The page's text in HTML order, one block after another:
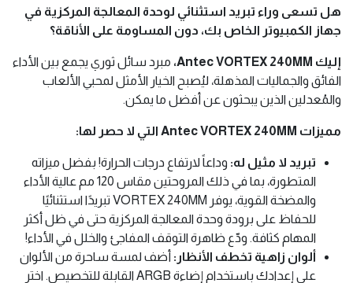
هل تسعى وراء تبريد استثنائي لوحدة المعالجة المركزية في
جهاز الكمبيوتر الخاص بك، دون المساومة على الأناقة؟
إليك Antec VORTEX 240MM،
مبرد سائل ثوري يجمع بين الأداء
الفائق والجماليات المذهلة، ليُصبح الخيار الأمثل لمحبي الألعاب
والمُعدلين الذين يبحثون عن أفضل ما يمكن.
مميزات Antec VORTEX 240MM التي لا حصر لها:
تبريد لا مثيل له: وداعاً لارتفاع درجات الحرارة! بفضل ميزاته
المتطورة، بما في ذلك المروحتين مقاس 120 مم عالية الأداء
والمضخة القوية، يوفر VORTEX 240MM تبريدًا استثنائيًا
للحفاظ على برودة وحدة المعالجة المركزية حتى في ظل أكثر
المهام كثافة. ودّع ظاهرة التوقف المفاجئ والخلل في الأداء!
ألوان زاهية تخطف الأنظار: أضف لمسة ساحرة من الألوان
على إعدادك باستخدام إضاءة ARGB القابلة للتخصيص. اختر